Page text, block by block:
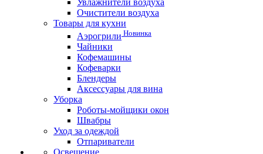
Увлажнители воздуха
Очистители воздуха
Товары для кухни
Аэрогрили Новинка
Чайники
Кофемашины
Кофеварки
Блендеры
Аксессуары для вина
Уборка
Роботы-мойщики окон
Швабры
Уход за одеждой
Отпариватели